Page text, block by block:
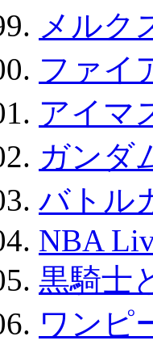
メルク
ファイ
アイマ
ガンダ
バトル
NBA
黒騎士
ワンピ